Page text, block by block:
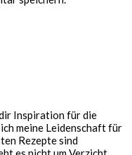
Inspiration für die
meine Leidenschaft für
Rezepte sind